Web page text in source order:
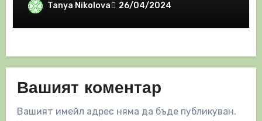
Tanya Nikolova 26/04/2024
Вашият коментар
Вашият имейл адрес няма да бъде публикуван.